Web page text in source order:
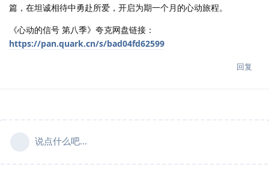
篇，在坦诚相待中勇赴所爱，开启为期一个月的心动旅程。
《心动的信号 第八季》夸克网盘链接：
https://pan.quark.cn/s/bad04fd62599
回复
说点什么吧...